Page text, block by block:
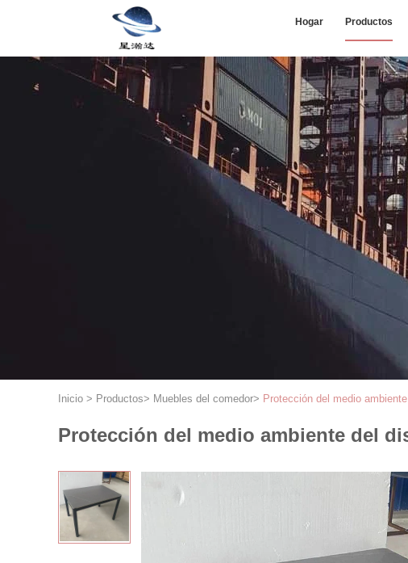
Hogar Productos
Inicio > Productos> Muebles del comedor> Protección del medio
Protección del medio ambiente del